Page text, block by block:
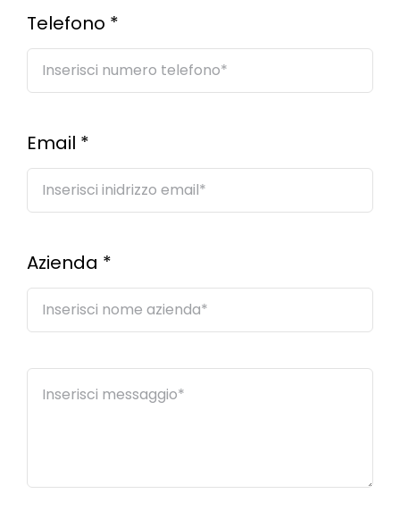
Telefono *
Email *
Azienda *